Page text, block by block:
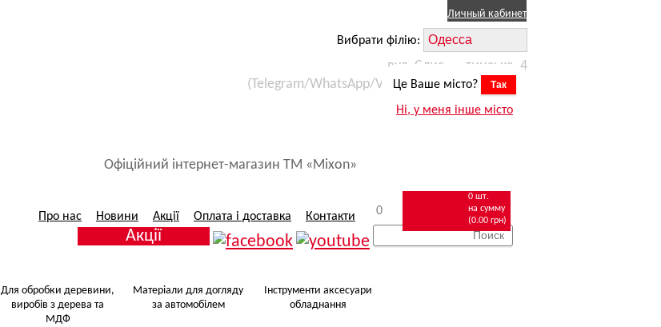
Личный кабинет
Це Ваше місто? Так
Ні, у меня інше місто
Вибрати філію:
вул. Єлисаветинська, 4
(Telegram/WhatsApp/Viber) +38 (067) 623 11 15
zakaz.odessa@mixon.ua
Офіційний інтернет-магазин ТМ «Mixon»
Про нас Новини Акції Оплата і доставка Контакти 0
0 шт.
на сумму
(0.00 грн)
Акції
Для обробки деревини,
виробів з дерева та
МДФ
Матеріали для догляду
за автомобілем
Інструменти аксесуари
обладнання